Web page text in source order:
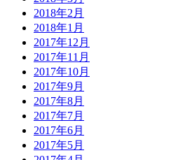
2018年2月
2018年1月
2017年12月
2017年11月
2017年10月
2017年9月
2017年8月
2017年7月
2017年6月
2017年5月